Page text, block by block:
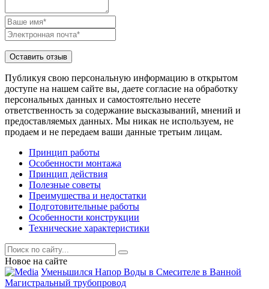
Публикуя свою персональную информацию в открытом
доступе на нашем сайте вы, даете согласие на обработку
персональных данных и самостоятельно несете
ответственность за содержание высказываний, мнений и
предоставляемых данных. Мы никак не используем, не
продаем и не передаем ваши данные третьим лицам.
Принцип работы
Особенности монтажа
Принцип действия
Полезные советы
Преимущества и недостатки
Подготовительные работы
Особенности конструкции
Технические характеристики
Новое на сайте
Уменьшился Напор Воды в Смесителе в Ванной
Магистральный трубопровод